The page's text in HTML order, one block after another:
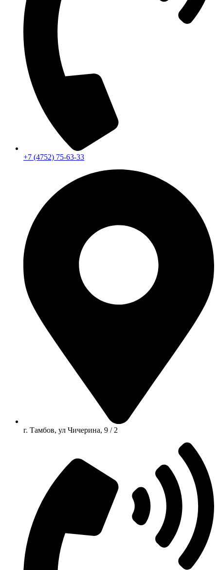
+7 (4752) 75-63-33
г. Тамбов, ул Чичерина, 9 / 2